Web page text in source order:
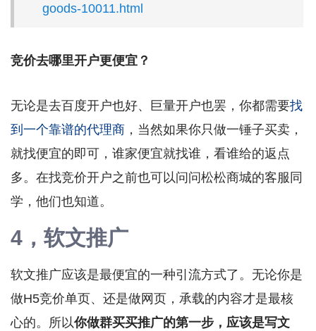
goods-10011.html
竞价去哪里开户更便宜？
无论是去百度开户也好、巨量开户也罢，你都需要找
到一个靠谱的代理商 ，当然如果你只做一锤子买卖，
就找便宜的即可，谁家便宜就找谁，看谁给的返点
多。在找竞价开户之前也可以问问松松商城的客服同
学，他们也知道。
4，软文推广
软文推广应该是最便宜的一种引流方式了。无论你是
做H5竞价单页、还是做网页，承载的内容才是最核
心的。所以你做群买买推广的第一步，应该是写文